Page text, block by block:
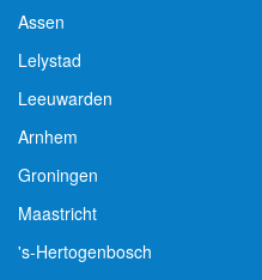
Assen
Lelystad
Leeuwarden
Arnhem
Groningen
Maastricht
's-Hertogenbosch